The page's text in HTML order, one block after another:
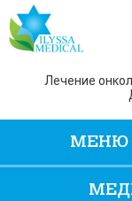
Лечение
МЕНЮ